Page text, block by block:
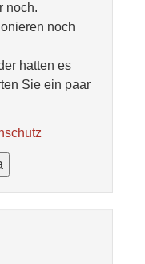
noch.
noch
hatten es
Sie ein paar